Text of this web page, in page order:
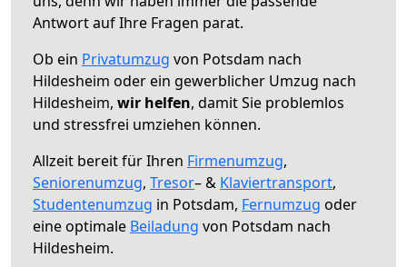
Antwort auf Ihre Fragen parat.
Ob ein Privatumzug von Potsdam nach
Hildesheim oder ein gewerblicher Umzug nach
Hildesheim, wir helfen, damit Sie problemlos
und stressfrei umziehen können.
Allzeit bereit für Ihren Firmenumzug,
Seniorenumzug, Tresor– & Klaviertransport,
Studentenumzug in Potsdam, Fernumzug oder
eine optimale Beiladung von Potsdam nach
Hildesheim.